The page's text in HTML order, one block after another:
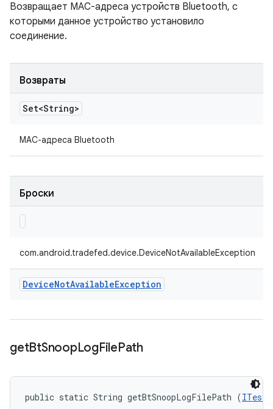
Возвращает MAC-адреса устройств Bluetooth, с
которыми данное устройство установило
соединение.
Возвраты
Set<String>
MAC-адреса Bluetooth
Броски
com.android.tradefed.device.DeviceNotAvailableException
DeviceNotAvailableException
getBtSnoopLogFilePath
public static String getBtSnoopLogFilePath (